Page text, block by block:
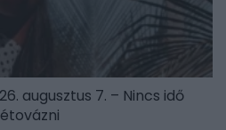
augusztus 7. – Nincs idő